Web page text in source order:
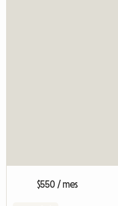
$550 / mes